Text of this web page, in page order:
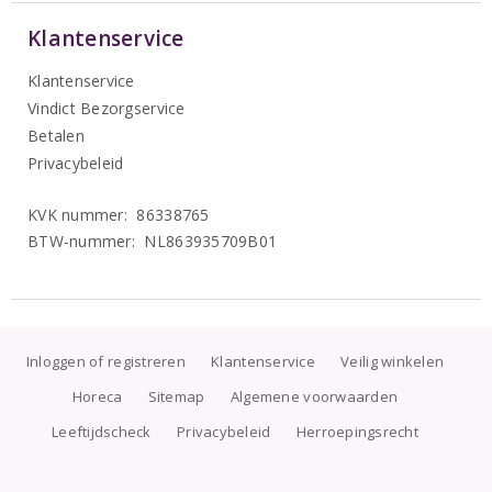
Klantenservice
Klantenservice
Vindict Bezorgservice
Betalen
Privacybeleid
KVK nummer: 86338765
BTW-nummer: NL863935709B01
Inloggen of registreren Klantenservice
Veilig winkelen
Horeca
Sitemap
Algemene voorwaarden
Leeftijdscheck
Privacybeleid Herroepingsrecht